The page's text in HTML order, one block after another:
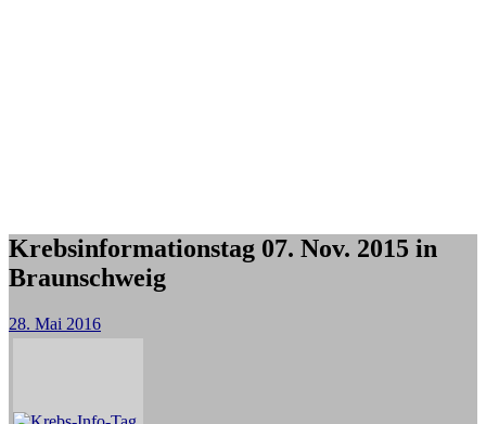
Krebsinformationstag 07. Nov. 2015 in
Braunschweig
28. Mai 2016